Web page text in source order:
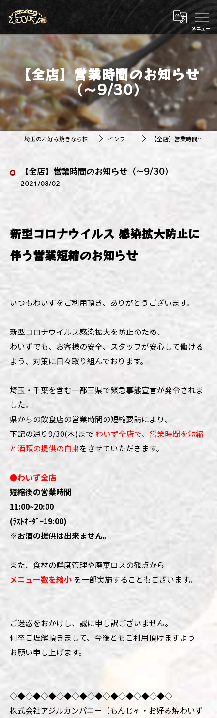
【全店】営業時間のお知らせ
（～9/30）
埼玉のお好み焼きなら株式会社アジルカンパニー インフォメーション 【全店】営業時間のお知らせ（～9/30）
【全店】営業時間のお知らせ（～9/30）
2021/08/02
新型コロナウイルス 感染拡大防止に
伴う営業短縮のお知らせ
いつもわいずをご利用頂き、ありがとうございます。
新型コロナウイルス感染拡大を防止のため、
わいずでも、お客様の安全、スタッフが安心して働ける
よう、対策に日々取り組んでおります。
埼玉・千葉を含む一都三県で緊急事態宣言が発令されま
した。
県からの飲食店の営業時間の短縮要請により、
下記の通り9/30(木)まで わいず全店で、営業時間を短縮
と酒類の提供の自粛をさせていただきます。
●わいず全店
短縮後の営業時間
11:00~20:00
(ﾗｽﾄｵｰﾀﾞｰ19:00)
※お酒の提供は出来ません。
また、食材の鮮度管理や廃棄ロスの観点から
メニュー数を縮小 を一部実施することもございます。
ご迷惑をおかけし、誠に申し訳ございません。
何卒ご理解頂きまして、今後ともご利用頂けますよう
お願い申し上げます。
◇◆◇◆◇◆◇◆◇◆◇◆◇◆◇◆◇◆◇◆◇
株式会社アジルカンパニー（もんじゃ・お好み焼わいず